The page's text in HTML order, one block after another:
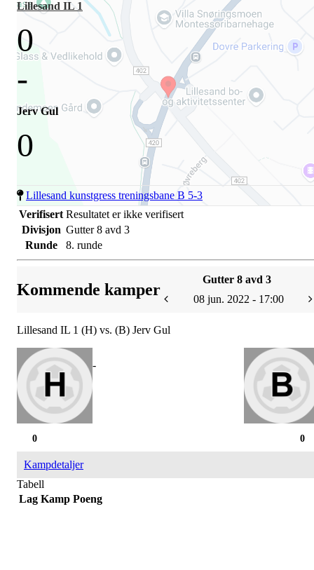
Lillesand IL 1
0
-
Jerv Gul
0
Lillesand kunstgress treningsbane B 5-3
Verifisert Resultatet er ikke verifisert
Divisjon Gutter 8 avd 3
Runde
8. runde
Kommende kamper
Gutter 8 avd 3
08 jun. 2022 - 17:00
Lillesand IL 1 (H) vs. (B) Jerv Gul
-
0
0
Kampdetaljer
Tabell
Lag Kamp Poeng